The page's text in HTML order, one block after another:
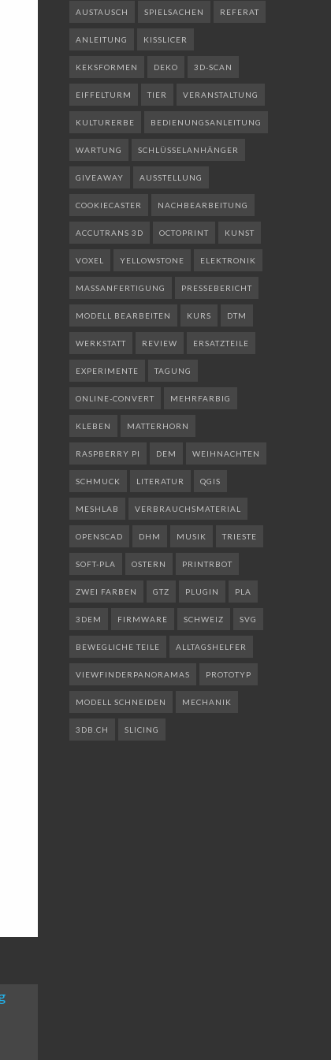
AUSTAUSCH SPIELSACHEN REFERAT
ANLEITUNG KISSLICER
KEKSFORMEN DEKO 3D-SCAN
EIFFELTURM TIER VERANSTALTUNG
KULTURERBE BEDIENUNGSANLEITUNG
WARTUNG SCHLÜSSELANHÄNGER
GIVEAWAY AUSSTELLUNG
COOKIECASTER NACHBEARBEITUNG
ACCUTRANS 3D OCTOPRINT KUNST
VOXEL YELLOWSTONE ELEKTRONIK
MASSANFERTIGUNG PRESSEBERICHT
MODELL BEARBEITEN KURS DTM
WERKSTATT REVIEW ERSATZTEILE
EXPERIMENTE TAGUNG
ONLINE-CONVERT MEHRFARBIG
KLEBEN MATTERHORN
RASPBERRY PI DEM WEIHNACHTEN
SCHMUCK LITERATUR QGIS
MESHLAB VERBRAUCHSMATERIAL
OPENSCAD DHM MUSIK TRIESTE
SOFT-PLA OSTERN PRINTRBOT
ZWEI FARBEN GTZ PLUGIN PLA
3DEM FIRMWARE SCHWEIZ SVG
BEWEGLICHE TEILE ALLTAGSHELFER
VIEWFINDERPANORAMAS PROTOTYP
MODELL SCHNEIDEN MECHANIK
3DB.CH SLICING